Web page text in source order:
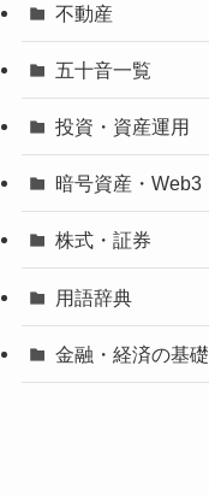
不動産
五十音一覧
投資・資産運用
暗号資産・Web3
株式・証券
用語辞典
金融・経済の基礎